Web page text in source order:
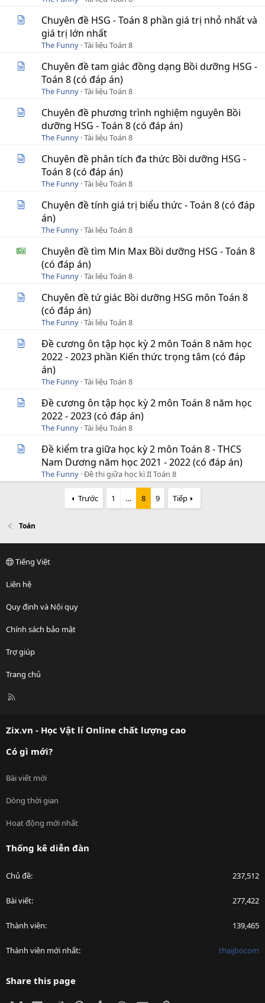
Chuyên đề HSG - Toán 8 phần giá trị nhỏ nhất và
giá trị lớn nhất
The Funny Tài liệu Toán 8
Chuyên đề tam giác đồng dạng Bồi dưỡng HSG -
Toán 8 (có đáp án)
The Funny Tài liệu Toán 8
Chuyên đề phương trình nghiệm nguyên Bồi
dưỡng HSG - Toán 8 (có đáp án)
The Funny Tài liệu Toán 8
Chuyên đề phân tích đa thức Bồi dưỡng HSG -
Toán 8 (có đáp án)
The Funny Tài liệu Toán 8
Chuyên đề tính giá trị biểu thức - Toán 8 (có đáp
án)
The Funny Tài liệu Toán 8
Chuyên đề tìm Min Max Bồi dưỡng HSG - Toán 8
(có đáp án)
The Funny Tài liệu Toán 8
Chuyên đề tứ giác Bồi dưỡng HSG môn Toán 8
(có đáp án)
The Funny Tài liệu Toán 8
Đề cương ôn tập học kỳ 2 môn Toán 8 năm học
2022 - 2023 phần Kiến thức trọng tâm (có đáp
án)
The Funny Tài liệu Toán 8
Đề cương ôn tập học kỳ 2 môn Toán 8 năm học
2022 - 2023 (có đáp án)
The Funny Tài liệu Toán 8
Đề kiểm tra giữa học kỳ 2 môn Toán 8 - THCS
Nam Dương năm học 2021 - 2022 (có đáp án)
The Funny Đề thi giữa học kì II Toán 8
Trước 1 … 8 9 Tiếp
Toán
Tiếng Việt
Liên hệ
Quy định và Nội quy
Chính sách bảo mật
Trợ giúp
Trang chủ
R
Zix.vn - Học Vật lí Online chất lượng cao
Có gì mới?
Bài viết mới
Dòng thời gian
Hoạt động mới nhất
Thống kê diễn đàn
Chủ đề 237,512
Bài viết 277,422
Thành viên 139,465
Thành viên mới nhất thaijbocom
Share this page